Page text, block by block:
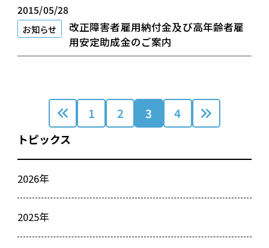
トピックス
2026年
2025年
2015/05/28
お知らせ
改正障害者雇用納付金及び高年齢者雇
用安定助成金のご案内
1 2 3 4